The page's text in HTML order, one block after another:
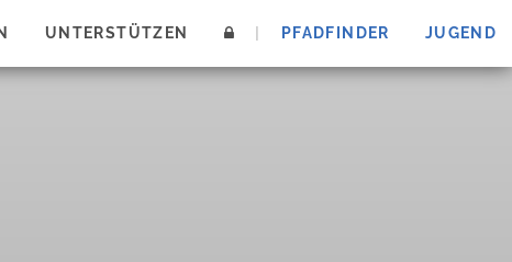
UNTERSTÜTZEN PFADFINDER JUGEND